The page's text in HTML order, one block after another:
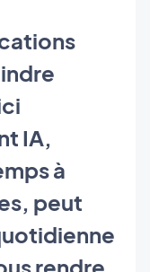
IA,
à
peut
rendre